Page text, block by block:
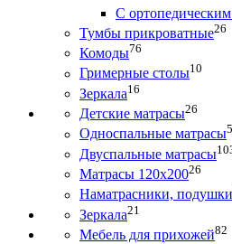
С
Тумбы прикроватные26
Комоды76
Гримерные столы10
Зеркала16
Детские матрасы26
Односпальные матрасы
Двуспальные матрасы
Матрасы 120х20026
Наматрасники, подушки
Зеркала21
Мебель для прихожей82